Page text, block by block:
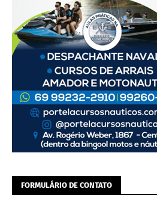
FORMULÁRIO DE CONTATO